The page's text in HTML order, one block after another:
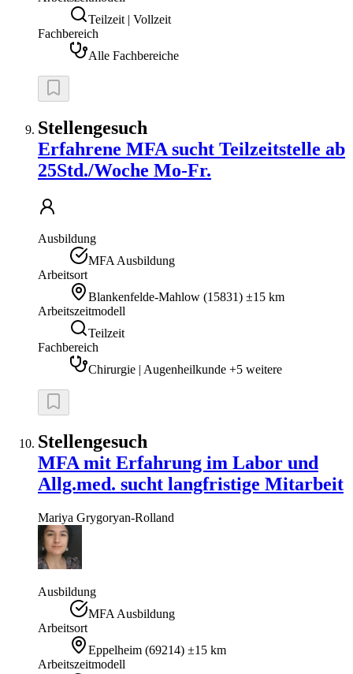
Teilzeit | Vollzeit
Fachbereich
Alle Fachbereiche
Stellengesuch
Erfahrene MFA sucht Teilzeitstelle ab
25Std./Woche Mo-Fr.
Ausbildung
MFA Ausbildung
Arbeitsort
Blankenfelde-Mahlow (15831) ±15 km
Arbeitszeitmodell
Teilzeit
Fachbereich
Chirurgie | Augenheilkunde +5 weitere
Stellengesuch
MFA mit Erfahrung im Labor und
Allg.med. sucht langfristige Mitarbeit
Mariya Grygoryan-Rolland
Ausbildung
MFA Ausbildung
Arbeitsort
Eppelheim (69214) ±15 km
Arbeitszeitmodell